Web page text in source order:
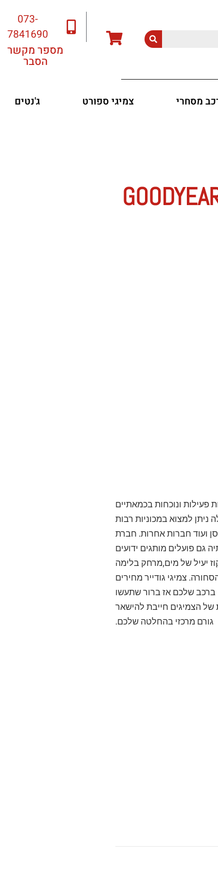
073-
7841690
מספר מקשר
הסבר
מסחרי צמיגי ספורט ג'נטים
ונוכחות בכמאתיים
למצוא במכוניות רבות
ועוד חברות אחרות. חברת
גם פועלים מותגים ידועים
יעיל של מים,מרחק בלימה
צמיגי גודייר מחירים
ברכב שלכם אז ברור שתעשו
של הצמיגים חייבת להישאר
גורם מרכזי בהחלטה שלכם.